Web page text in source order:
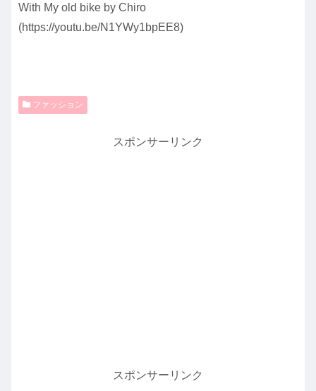
With My old bike by Chiro
(https://youtu.be/N1YWy1bpEE8)
ファッション
スポンサーリンク
スポンサーリンク